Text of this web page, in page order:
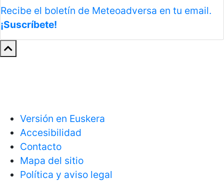
Recibe el boletín de Meteoadversa en tu email.
¡Suscríbete!
Versión en Euskera
Accesibilidad
Contacto
Mapa del sitio
Política y aviso legal